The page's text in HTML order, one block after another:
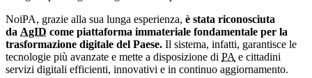
NoiPA, grazie alla sua lunga esperienza, è stata riconosciuta
da AgID come piattaforma immateriale fondamentale per la
trasformazione digitale del Paese. Il sistema, infatti, garantisce le
tecnologie più avanzate e mette a disposizione di PA e cittadini
servizi digitali efficienti, innovativi e in continuo aggiornamento.